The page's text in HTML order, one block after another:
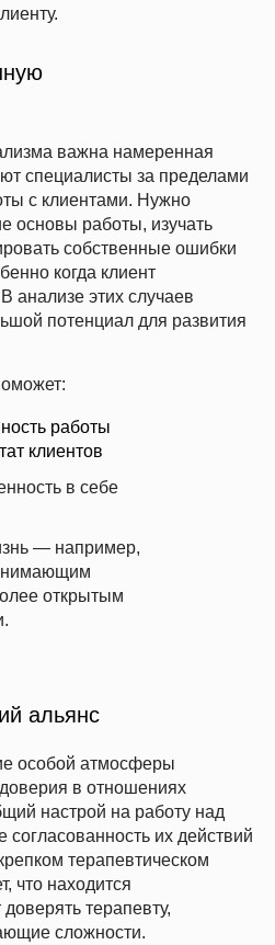
важна намеренная
специалисты за пределами
с клиентами. Нужно
основы работы, изучать
собственные ошибки
когда клиент
анализе этих случаев
потенциал для развития
работы
клиентов
в себе
— например,
открытым
альянс
особой атмосферы
в отношениях
настрой на работу над
согласованность их действий
терапевтическом
что находится
терапевту,
сложности.